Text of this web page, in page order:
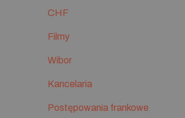
CHF
Filmy
Wibor
Kancelaria
Postępowania frankowe